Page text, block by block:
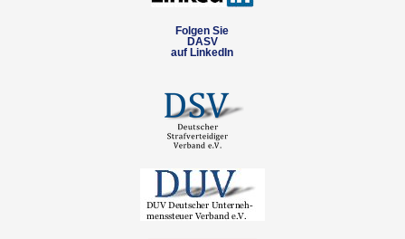
Folgen Sie
DASV
auf LinkedIn